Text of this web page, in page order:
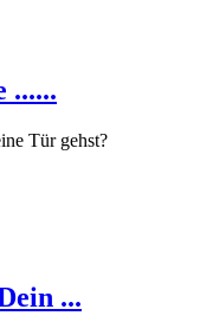
......
Tür gehst?
...